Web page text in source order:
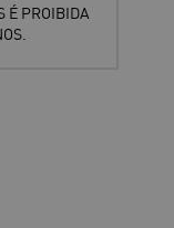
É PROIBIDA